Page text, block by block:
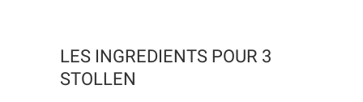
LES INGREDIENTS POUR 3
STOLLEN